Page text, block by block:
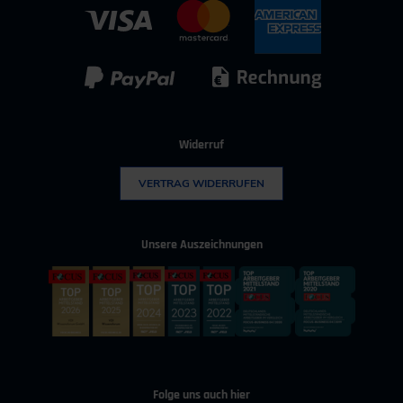
IT & Digitalisierung
Technischer Vertrieb
Widerruf
VERTRAG WIDERRUFEN
Unsere Auszeichnungen
Folge uns auch hier